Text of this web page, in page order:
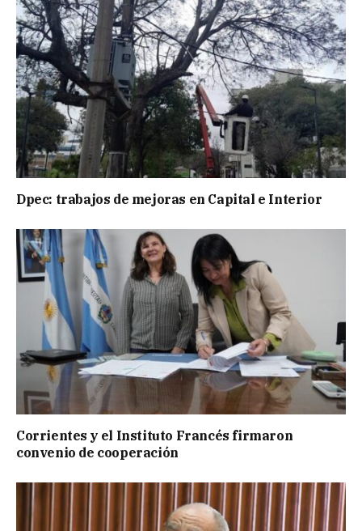
Dpec: trabajos de mejoras en Capital e Interior
Corrientes y el Instituto Francés firmaron
convenio de cooperación